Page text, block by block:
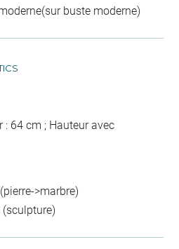
buste moderne)
: 64 cm ; Hauteur avec
>marbre)
(sculpture)